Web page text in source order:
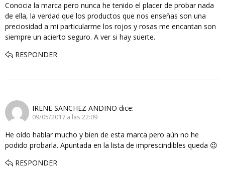
Conocia la marca pero nunca he tenido el placer de probar nada
de ella, la verdad que los productos que nos enseñas son una
preciosidad a mi particularme los rojos y rosas me encantan son
siempre un acierto seguro. A ver si hay suerte.
RESPONDER
IRENE SANCHEZ ANDINO dice:
09/05/2017 a las 22:09
He oído hablar mucho y bien de esta marca pero aún no he
podido probarla. Apuntada en la lista de imprescindibles queda 😉
RESPONDER